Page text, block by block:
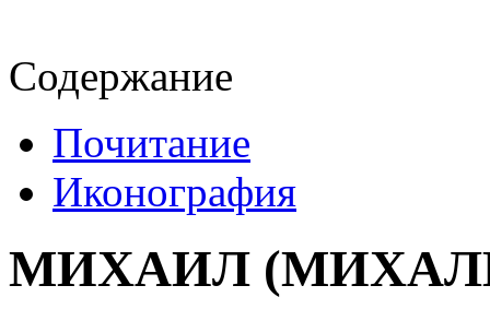
Содержание
Почитание
Иконография
МИХАИЛ